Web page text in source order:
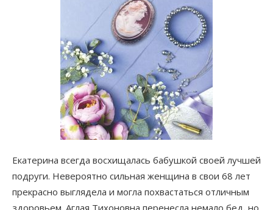
Екатерина всегда восхищалась бабушкой своей лучшей
подруги. Невероятно сильная женщина в свои 68 лет
прекрасно выглядела и могла похвастаться отличным